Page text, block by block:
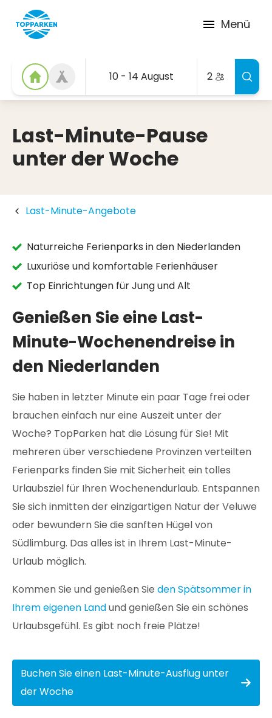
Menü
10 - 14 August 2
Last-Minute-Pause
unter der Woche
Last-Minute-Angebote
Naturreiche Ferienparks in den Niederlanden
Luxuriöse und komfortable Ferienhäuser
Top Einrichtungen für Jung und Alt
Genießen Sie eine Last-
Minute-Wochenendreise in
den Niederlanden
Sie haben in letzter Minute ein paar Tage frei oder
brauchen einfach nur eine Auszeit unter der
Woche? TopParken hat die Lösung für Sie! Mit
mehreren über verschiedene Provinzen verteilten
Ferienparks finden Sie mit Sicherheit ein tolles
Urlaubsziel für Ihren Wochenendurlaub. Entspannen
Sie sich inmitten der einzigartigen Natur der Veluwe
oder bewundern Sie die sanften Hügel von
Südlimburg. Das alles ist in Ihrem Last-Minute-
Urlaub möglich.
Kommen Sie und genießen Sie den Spätsommer in
Ihrem eigenen Landund genießen Sie ein schönes
Urlaubsgefühl. Es gibt noch freie Plätze!
Buchen Sie einen Last-Minute-Ausflug unter
der Woche